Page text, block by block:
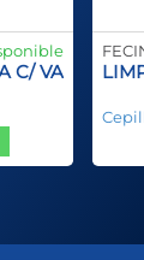
INOX
C/ VASTAGO